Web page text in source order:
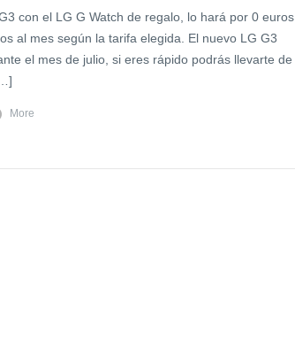
con el LG G Watch de regalo, lo hará por 0 euros
al mes según la tarifa elegida. El nuevo LG G3
el mes de julio, si eres rápido podrás llevarte de
More